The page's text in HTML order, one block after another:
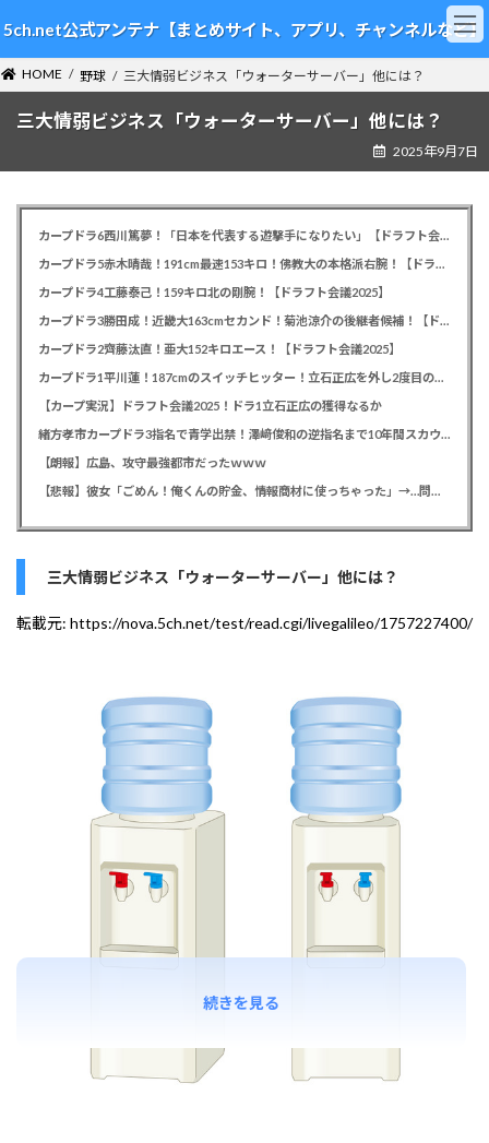
ン
テ
ン
ツ
ビ
ゲ
ー
シ
5ch.net公式アンテナ【まとめサイト、アプリ、チャンネルなど】
HOME 野球 三大情弱ビジネス「ウォーターサーバー」他には？
三大情弱ビジネス「ウォーターサーバー」他には？
2025年9月7日
カープドラ6西川篤夢！「日本を代表する遊撃手になりたい」【ドラフト会議2025】
カープドラ5赤木晴哉！191cm最速153キロ！佛教大の本格派右腕！【ドラフト会議2025】
カープドラ4工藤泰己！159キロ北の剛腕！【ドラフト会議2025】
カープドラ3勝田成！近畿大163cmセカンド！菊池涼介の後継者候補！【ドラフト会議2025】
カープドラ2齊藤汰直！亜大152キロエース！【ドラフト会議2025】
カープドラ1平川蓮！187cmのスイッチヒッター！立石正広を外し2度目の重複も新井監督がクジを引き当てる！【ドラフト会議2025】
【カープ実況】ドラフト会議2025！ドラ1立石正広の獲得なるか
緒方孝市カープドラ3指名で青学出禁！澤﨑俊和の逆指名まで10年間スカウト出禁
【朗報】広島、攻守最強都市だったｗｗｗ
【悲報】彼女「ごめん！俺くんの貯金、情報商材に使っちゃった」→…問い詰めたらギャン泣きされたんだが俺が悪いのか？
三大情弱ビジネス「ウォーターサーバー」他には？
転載元: https://nova.5ch.net/test/read.cgi/livegalileo/1757227400/
続きを見る